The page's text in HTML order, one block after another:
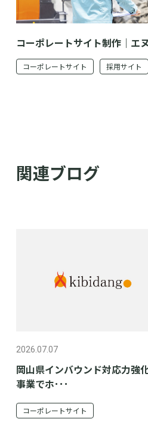
コーポレートサイト制作｜エ
コーポレートサイト 採用サイト
関連ブログ
2026.07.07
岡山県インバウンド対応力強
事業でホ･･･
コーポレートサイト